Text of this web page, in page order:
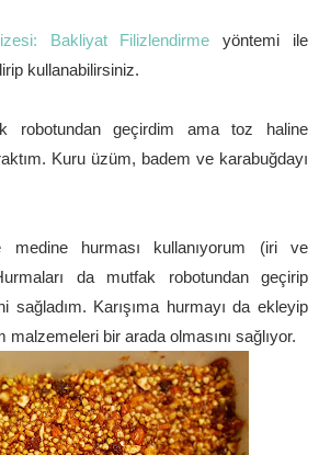
Bakliyat Filizlendirme yöntemi ile
kullanabilirsiniz.
robotundan geçirdim ama toz haline
Kuru üzüm, badem ve karabuğdayı
medine hurması kullanıyorum (iri ve
da mutfak robotundan geçirip
sağladım. Karışıma hurmayı da ekleyip
malzemeleri bir arada olmasını sağlıyor.